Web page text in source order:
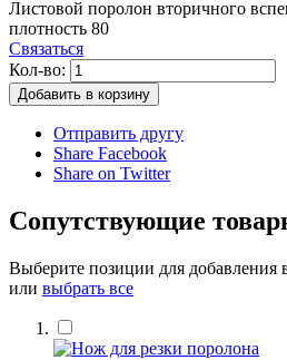
Листовой поролон вторичного
плотность 80
Связаться
Кол-во:
Добавить в корзину
Отправить другу
Share Facebook
Share on Twitter
Сопутствующие
Выберите позиции для добавления
или выбрать все